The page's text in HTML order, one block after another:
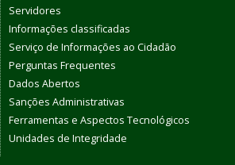
Servidores
Informações classificadas
Serviço de Informações ao Cidadão
Perguntas Frequentes
Dados Abertos
Sanções Administrativas
Ferramentas e Aspectos Tecnológicos
Unidades de Integridade